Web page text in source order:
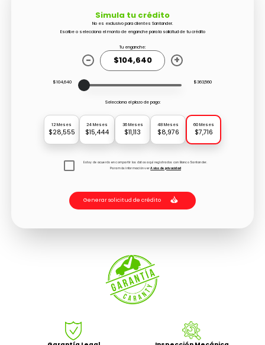
Simula tu crédito
No es exclusivo para clientes Santander.
Escribe o selecciona el monto de enganche para la solicitud de tu crédito
Tu enganche:
- +
$104,640 $363,560
Selecciona el plazo de pago:
12 Meses
$28,555
24 Meses
$15,444
36 Meses
$11,113
48 Meses
$8,976
60 Meses
$7,716
Estoy de acuerdo en compartir los datos aquí registrados con Banco Santander.
Para más información verAviso de privacidad
Generar solicitud de crédito